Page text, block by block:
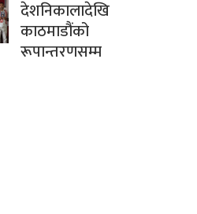
देशनिकालादेखि
काठमाडौंको
रूपान्तरणसम्म